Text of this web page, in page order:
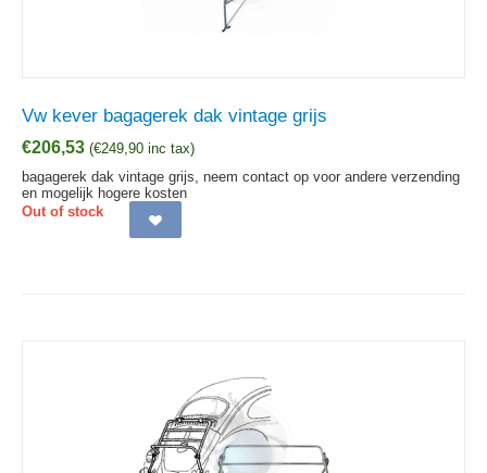
Vw kever bagagerek dak vintage grijs
€206,53 (€249,90 inc tax)
bagagerek dak vintage grijs, neem contact op voor andere verzending
en mogelijk hogere kosten
Out of stock